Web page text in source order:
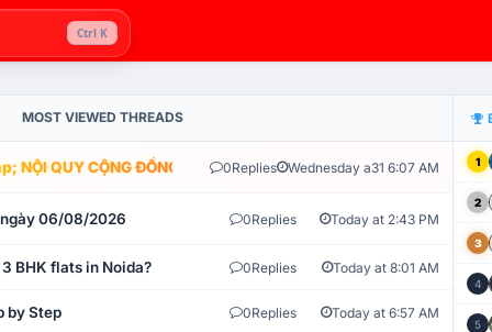
Ctrl K
MOST VIEWED THREADS
NỘI QUY CỘNG ĐỒNG VLIKE.VN: HỆ THỐNG GIÁM SÁT TỰ
0Replies Wednesday a31 6:07 AM
ngày 06/08/2026 0Replies Today at 2:43 PM
BHK flats in Noida? 0Replies Today at 8:01 AM
by Step 0Replies Today at 6:57 AM
1
2
3
4
5